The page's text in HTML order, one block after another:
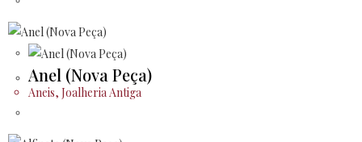
Anel (Nova Peça)
Aneis, Joalheria Antiga